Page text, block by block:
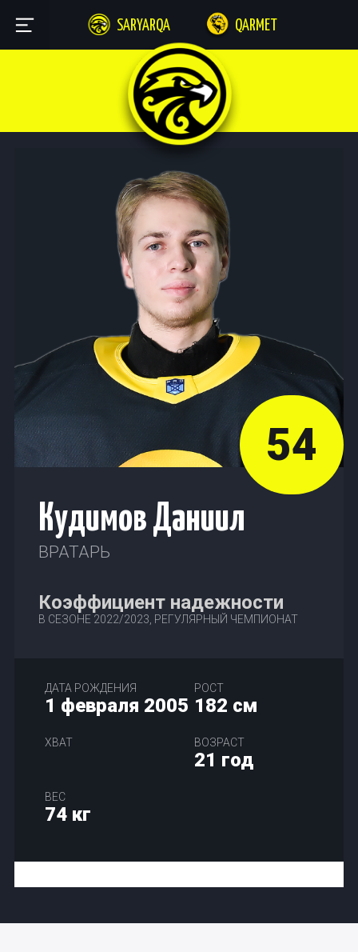
SARYARQA QARMET
Кудимов Даниил
ВРАТАРЬ
54
Коэффициент надежности
В СЕЗОНЕ 2022/2023, РЕГУЛЯРНЫЙ ЧЕМПИОНАТ
ДАТА РОЖДЕНИЯ
1 февраля 2005
РОСТ
182 см
ХВАТ ВОЗРАСТ
21 год
ВЕС
74 кг